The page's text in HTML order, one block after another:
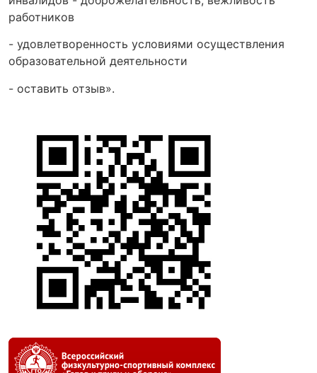
работников
- удовлетворенность условиями осуществления
образовательной деятельности
- оставить отзыв».